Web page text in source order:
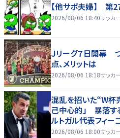
【他サポ夫婦】 第
2026/08/06 18:40サッカ
Ｊリーグ７日開幕
点、メリットは
2026/08/06 18:18サッカ
混乱を招いた“W杯
己中心的」 暴落
ルトガル代表フィー
べきだ」
2026/08/06 18:00サッカ